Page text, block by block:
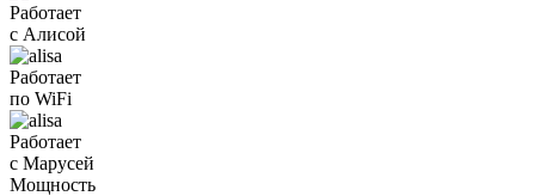
Работает
с Алисой
Работает
по WiFi
Работает
с Марусей
Мощность